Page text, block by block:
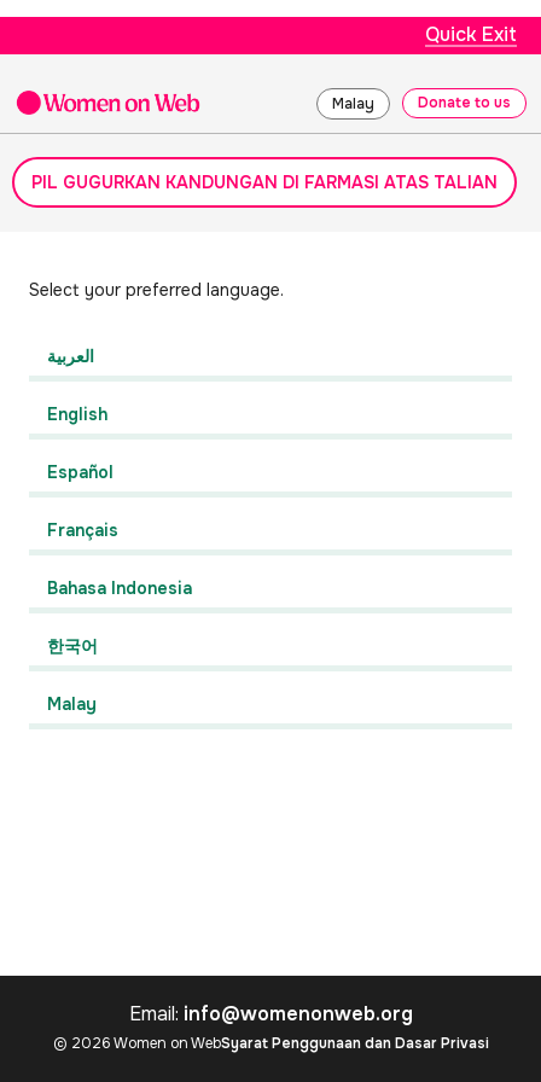
Quick Exit
Malay Donate to us
PIL GUGURKAN KANDUNGAN DI FARMASI ATAS TALIAN
Select your preferred language.
العربية
English
Español
Français
Bahasa Indonesia
한국어
Malay
Email: info@womenonweb.org
© 2026 Women on WebSyarat Penggunaan dan Dasar Privasi